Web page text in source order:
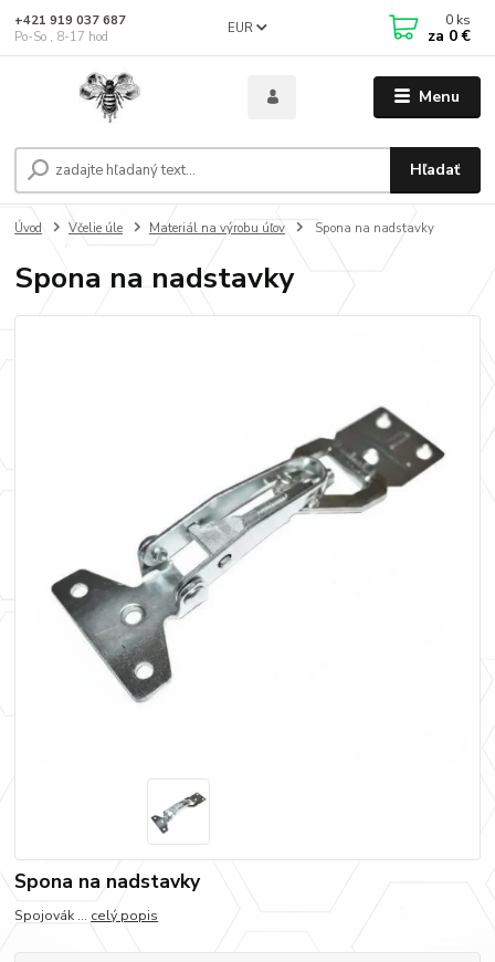
Menu
EUR
Hľadať
+421 919 037 687
Po-So , 8-17 hod
0 ks
za 0 €
Úvod Včelie úle Materiál na výrobu úľov Spona na nadstavky
Spona na nadstavky
Spona na nadstavky
Spojovák ... celý popis